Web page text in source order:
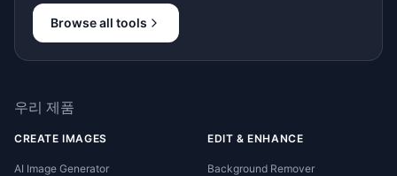
Browse all tools
우리 제품
CREATE IMAGES
AI Image Generator
EDIT & ENHANCE
Background Remover